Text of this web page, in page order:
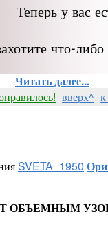
Теперь у вас
что-
Читать далее...
вверх^
SVETA_1950
ОБЪЕМНЫМ